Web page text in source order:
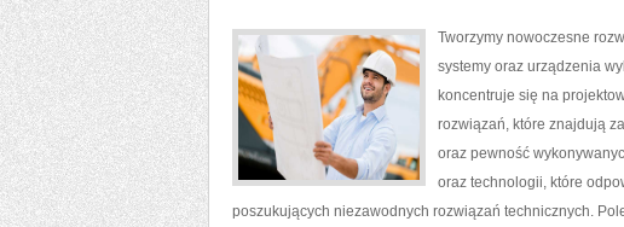
Tworzymy nowoczesne
systemy oraz urządzenia
koncentruje się na
rozwiązań, które znajdują
oraz pewność
oraz technologii, które
poszukujących niezawodnych rozwiązań technicznych.